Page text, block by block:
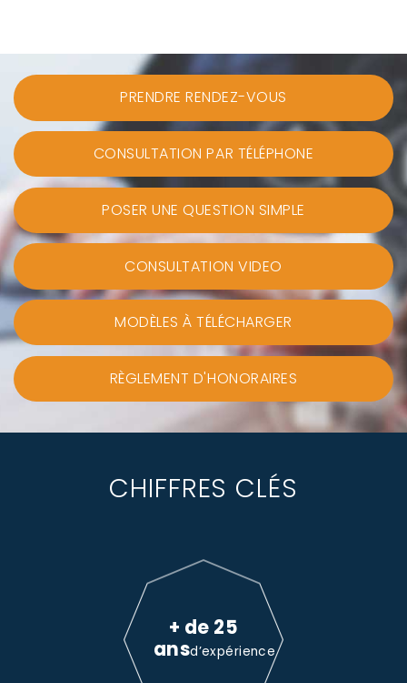
PRENDRE RENDEZ-VOUS
CONSULTATION PAR TÉLÉPHONE
POSER UNE QUESTION SIMPLE
CONSULTATION VIDEO
MODÈLES À TÉLÉCHARGER
RÈGLEMENT D'HONORAIRES
CHIFFRES CLÉS
+ de 25
ansd’expérience